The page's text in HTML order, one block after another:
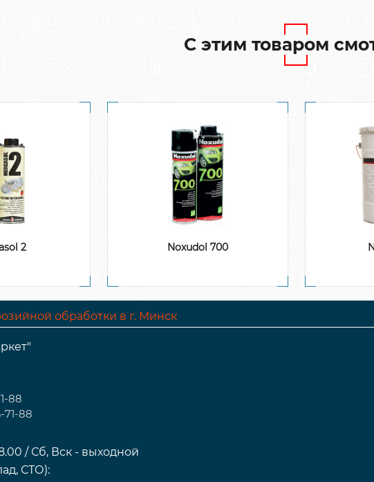
С этим товаром
2 Noxudol 700
обработки в г. Минск
88
71-88
/ Сб, Вск - выходной
СТО):